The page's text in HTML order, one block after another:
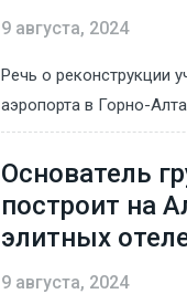
9 августа, 2024
Речь о реконструкции
аэропорта в Горно-
Основатель
построит на
элитных
9 августа, 2024